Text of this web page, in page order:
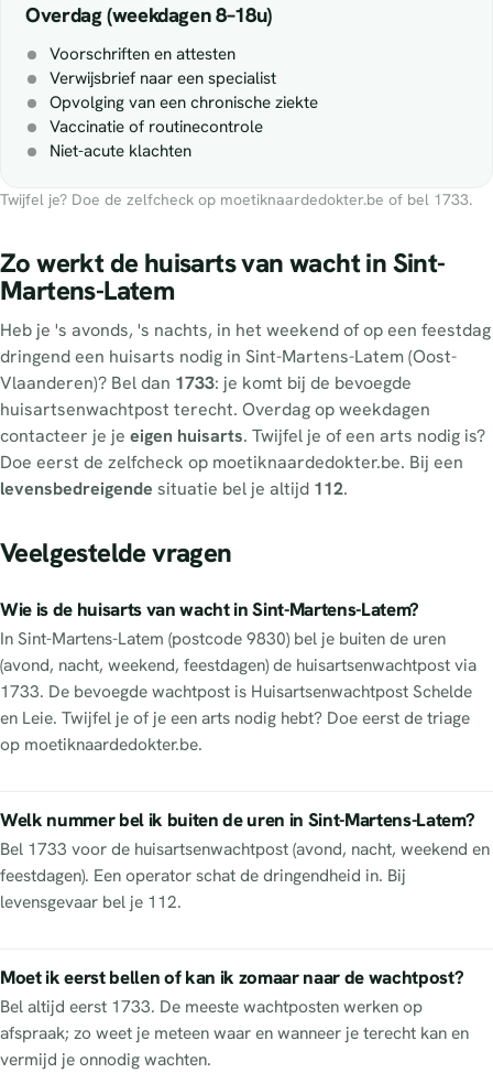
Overdag (weekdagen 8–18u)
Voorschriften en attesten
Verwijsbrief naar een specialist
Opvolging van een chronische ziekte
Vaccinatie of routinecontrole
Niet-acute klachten
Twijfel je? Doe de zelfcheck op moetiknaardedokter.be of bel 1733.
Zo werkt de huisarts van wacht in Sint-
Martens-Latem
Heb je 's avonds, 's nachts, in het weekend of op een feestdag
dringend een huisarts nodig in Sint-Martens-Latem (Oost-
Vlaanderen)? Bel dan 1733: je komt bij de bevoegde
huisartsenwachtpost terecht. Overdag op weekdagen
contacteer je je eigen huisarts. Twijfel je of een arts nodig is?
Doe eerst de zelfcheck op moetiknaardedokter.be. Bij een
levensbedreigende situatie bel je altijd 112.
Veelgestelde vragen
Wie is de huisarts van wacht in Sint-Martens-Latem?
In Sint-Martens-Latem (postcode 9830) bel je buiten de uren
(avond, nacht, weekend, feestdagen) de huisartsenwachtpost via
1733. De bevoegde wachtpost is Huisartsenwachtpost Schelde
en Leie. Twijfel je of je een arts nodig hebt? Doe eerst de triage
op moetiknaardedokter.be.
Welk nummer bel ik buiten de uren in Sint-Martens-Latem?
Bel 1733 voor de huisartsenwachtpost (avond, nacht, weekend en
feestdagen). Een operator schat de dringendheid in. Bij
levensgevaar bel je 112.
Moet ik eerst bellen of kan ik zomaar naar de wachtpost?
Bel altijd eerst 1733. De meeste wachtposten werken op
afspraak; zo weet je meteen waar en wanneer je terecht kan en
vermijd je onnodig wachten.